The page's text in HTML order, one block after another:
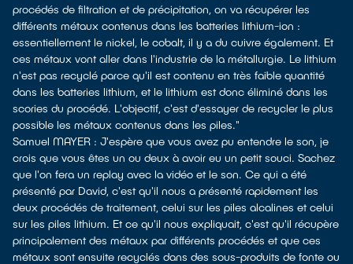
procédés de filtration et de précipitation, on va récupérer les
différents métaux contenus dans les batteries lithium-ion :
essentiellement le nickel, le cobalt, il y a du cuivre également. Et
ces métaux vont aller dans l'industrie de la métallurgie. Le lithium
n'est pas recyclé parce qu'il est contenu en très faible quantité
dans les batteries lithium, et le lithium est donc éliminé dans les
scories du procédé. L'objectif, c'est d'essayer de recycler le plus
possible les métaux contenus dans les piles."
Samuel MAYER : J'espère que vous avez pu entendre le son, je
crois que vous êtes un ou deux à avoir eu un petit souci. Sachez
que l'on fera un replay avec la vidéo et le son. Ce qui a été
présenté par David, c'est qu'il nous a présenté rapidement les
deux procédés de traitement, celui sur les piles alcalines et celui
sur les piles lithium. Et ce qu'il nous expliquait, c'est qu'il récupère
principalement des métaux par différents procédés et que ces
métaux sont ensuite recyclés dans des sous-produits de fonte ou